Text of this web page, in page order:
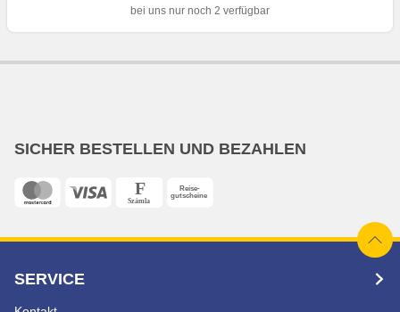
bei uns nur noch 2 verfügbar
SICHER BESTELLEN UND BEZAHLEN
SERVICE